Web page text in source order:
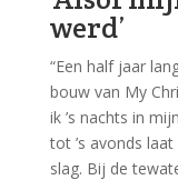
werd’
“Een half jaar
bouw van My
ik ’s nachts in
tot ’s avonds
slag. Bij de